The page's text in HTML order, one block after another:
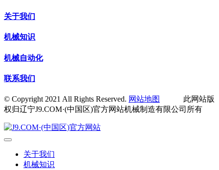
关于我们
机械知识
机械自动化
联系我们
© Copyright 2021 All Rights Reserved. 网站地图
此网站版
权归辽宁J9.COM·(中国区)官方网站机械制造有限公司所有
关于我们
机械知识